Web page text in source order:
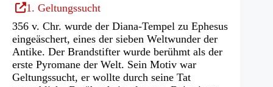
(Öffnet
in
einem
neuen
Tab)
1. Geltungssucht
356 v. Chr. wurde der Diana-Tempel zu Ephesus
eingeäschert, eines der sieben Weltwunder der
Antike. Der Brandstifter wurde berühmt als der
erste Pyromane der Welt. Sein Motiv war
Geltungssucht, er wollte durch seine Tat